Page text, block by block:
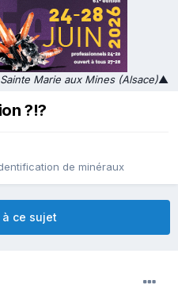
Marie aux Mines (Alsace)▲
?!?
de minéraux
à ce sujet